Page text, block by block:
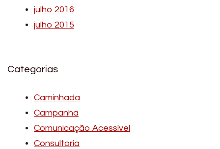
julho 2016
julho 2015
Categorias
Caminhada
Campanha
Comunicação Acessível
Consultoria